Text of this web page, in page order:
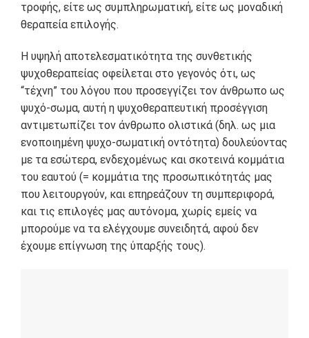
τροφής, είτε ως συμπληρωματική, είτε ως μοναδική
θεραπεία επιλογής.
Η υψηλή αποτελεσματικότητα της συνθετικής
ψυχοθεραπείας οφείλεται στο γεγονός ότι, ως
“τέχνη” του λόγου που προσεγγίζει τον άνθρωπο ως
ψυχό-σωμα, αυτή η ψυχοθεραπευτική προσέγγιση
αντιμετωπίζει τον άνθρωπο ολιστικά (δηλ. ως μια
ενοποιημένη ψυχο-σωματική οντότητα) δουλεύοντας
με τα εσώτερα, ενδεχομένως και σκοτεινά κομμάτια
του εαυτού (= κομμάτια της προσωπικότητάς μας
που λειτουργούν, και επηρεάζουν τη συμπεριφορά,
και τις επιλογές μας αυτόνομα, χωρίς εμείς να
μπορούμε να τα ελέγχουμε συνειδητά, αφού δεν
έχουμε επίγνωση της ύπαρξής τους).